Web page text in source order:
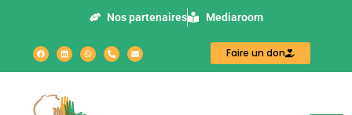
Nos partenaires Mediaroom
Faire un don